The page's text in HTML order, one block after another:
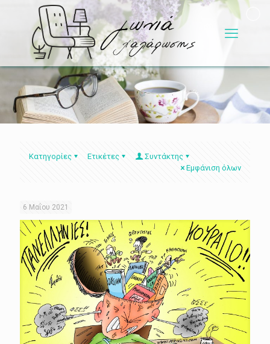
Κατηγορίες Ετικέτες
Συντάκτης
Εμφάνιση όλων
6 Μαΐου 2021